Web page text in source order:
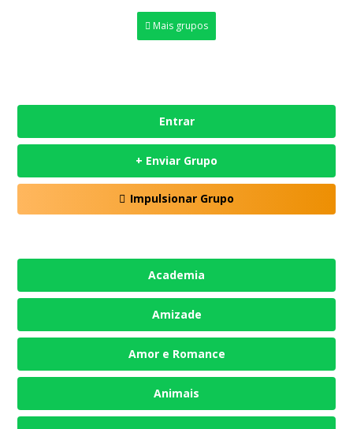
Mais grupos
Entrar
+ Enviar Grupo
Impulsionar Grupo
Academia
Amizade
Amor e Romance
Animais